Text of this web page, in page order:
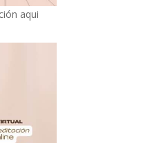
aqui